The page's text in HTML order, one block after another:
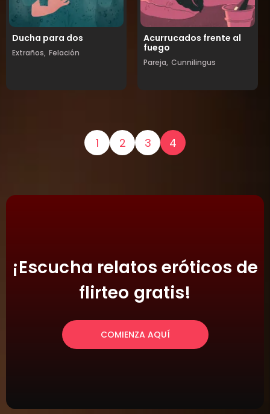
Ducha para dos
Extraños, Felación
Acurrucados frente al
fuego
Pareja, Cunnilingus
1 2 3 4
¡Escucha relatos eróticos de
flirteo gratis!
COMIENZA AQUÍ